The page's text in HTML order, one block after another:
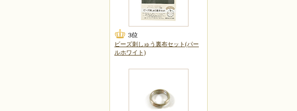
ビーズ刺しゅう裏布セット(パー
ルホワイト)